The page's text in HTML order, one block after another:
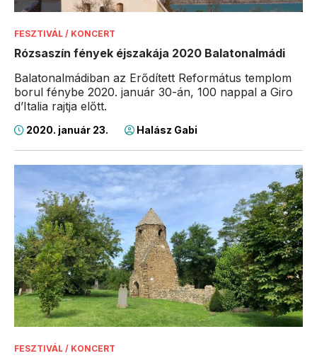
FESZTIVÁL / KONCERT
Rózsaszín fények éjszakája 2020 Balatonalmádi
Balatonalmádiban az Erődített Református templom
borul fénybe 2020. január 30-án, 100 nappal a Giro
d’Italia rajtja előtt.
2020. január 23. Halász Gabi
FESZTIVÁL / KONCERT